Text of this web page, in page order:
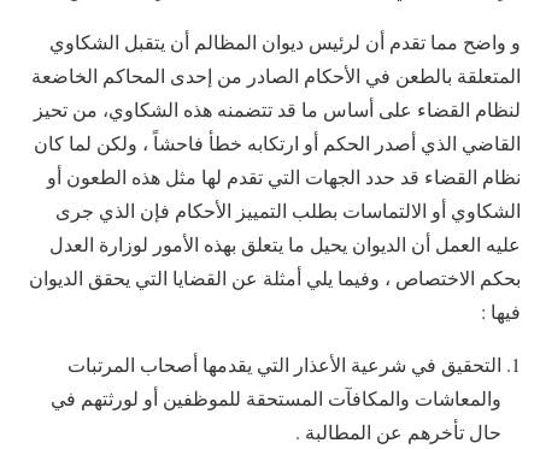
و واضح مما تقدم أن لرئيس ديوان المظالم أن يتقبل الشكاوي
المتعلقة بالطعن في الأحكام الصادر من إحدى المحاكم الخاضعة
لنظام القضاء على أساس ما قد تتضمنه هذه الشكاوي، من تحيز
القاضي الذي أصدر الحكم أو ارتكابه خطأ فاحشاً ، ولكن لما كان
نظام القضاء قد حدد الجهات التي تقدم لها مثل هذه الطعون أو
الشكاوي أو الالتماسات بطلب التمييز الأحكام فإن الذي جرى
عليه العمل أن الديوان يحيل ما يتعلق بهذه الأمور لوزارة العدل
بحكم الاختصاص ، وفيما يلي أمثلة عن القضايا التي يحقق الديوان
فيها :
التحقيق في شرعية الأعذار التي يقدمها أصحاب المرتبات
والمعاشات والمكافآت المستحقة للموظفين أو لورثتهم في
حال تأخرهم عن المطالبة .